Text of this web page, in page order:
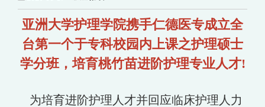
亚洲大学护理学院携手仁德医专成立全
台第一个于专科校园内上课之护理硕士
学分班，培育桃竹苗进阶护理专业人才!
为培育进阶护理人才并回应临床护理人力